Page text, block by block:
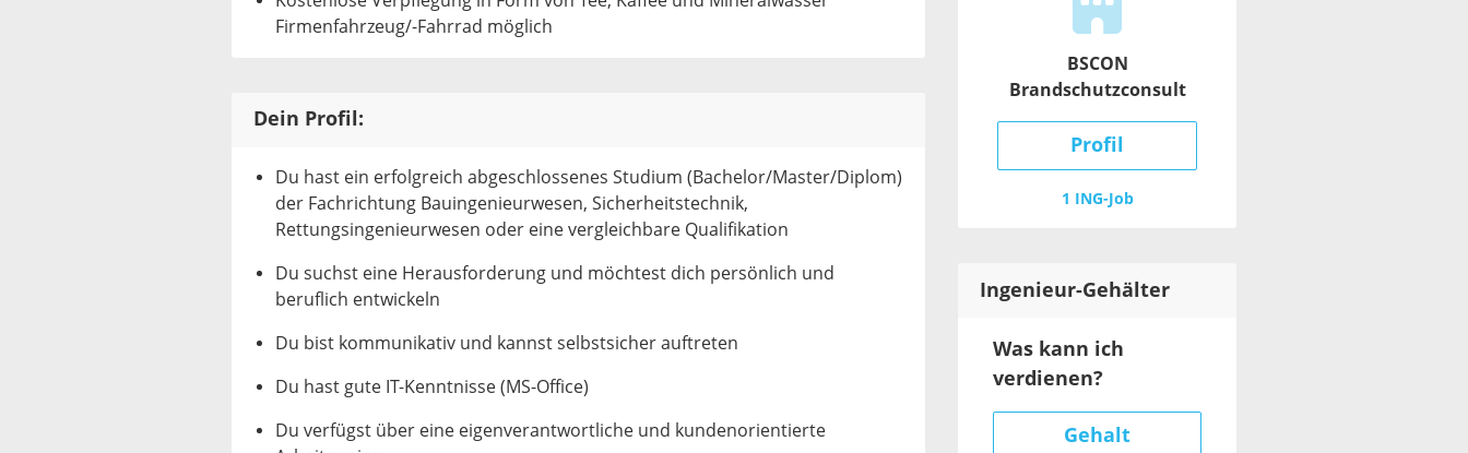
Firmenfahrzeug/-Fahrrad möglich
Dein Profil:
Du hast ein erfolgreich abgeschlossenes Studium (Bachelor/Master/Diplom)
der Fachrichtung Bauingenieurwesen, Sicherheitstechnik,
Rettungsingenieurwesen oder eine vergleichbare Qualifikation
Du suchst eine Herausforderung und möchtest dich persönlich und
beruflich entwickeln
Du bist kommunikativ und kannst selbstsicher auftreten
Du hast gute IT-Kenntnisse (MS-Office)
Du verfügst über eine eigenverantwortliche und kundenorientierte
BSCON
Brandschutzconsult
Profil
1 ING-Job
Ingenieur-Gehälter
Was kann ich
verdienen?
Gehalt